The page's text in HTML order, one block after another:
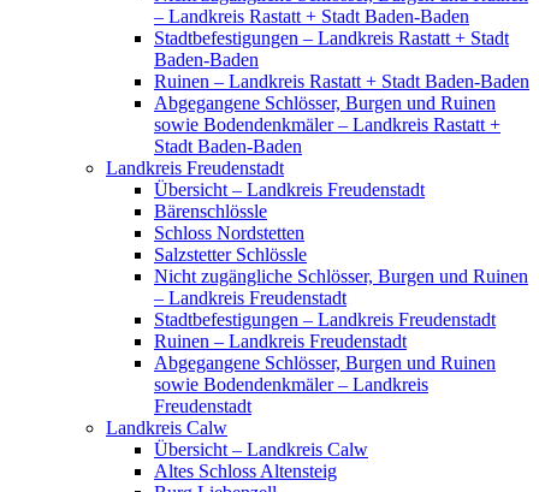
– Landkreis Rastatt + Stadt Baden-Baden
Stadtbefestigungen – Landkreis Rastatt + Stadt
Baden-Baden
Ruinen – Landkreis Rastatt + Stadt Baden-Baden
Abgegangene Schlösser, Burgen und Ruinen
sowie Bodendenkmäler – Landkreis Rastatt +
Stadt Baden-Baden
Landkreis Freudenstadt
Übersicht – Landkreis Freudenstadt
Bärenschlössle
Schloss Nordstetten
Salzstetter Schlössle
Nicht zugängliche Schlösser, Burgen und Ruinen
– Landkreis Freudenstadt
Stadtbefestigungen – Landkreis Freudenstadt
Ruinen – Landkreis Freudenstadt
Abgegangene Schlösser, Burgen und Ruinen
sowie Bodendenkmäler – Landkreis
Freudenstadt
Landkreis Calw
Übersicht – Landkreis Calw
Altes Schloss Altensteig